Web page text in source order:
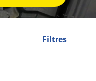
Filtres